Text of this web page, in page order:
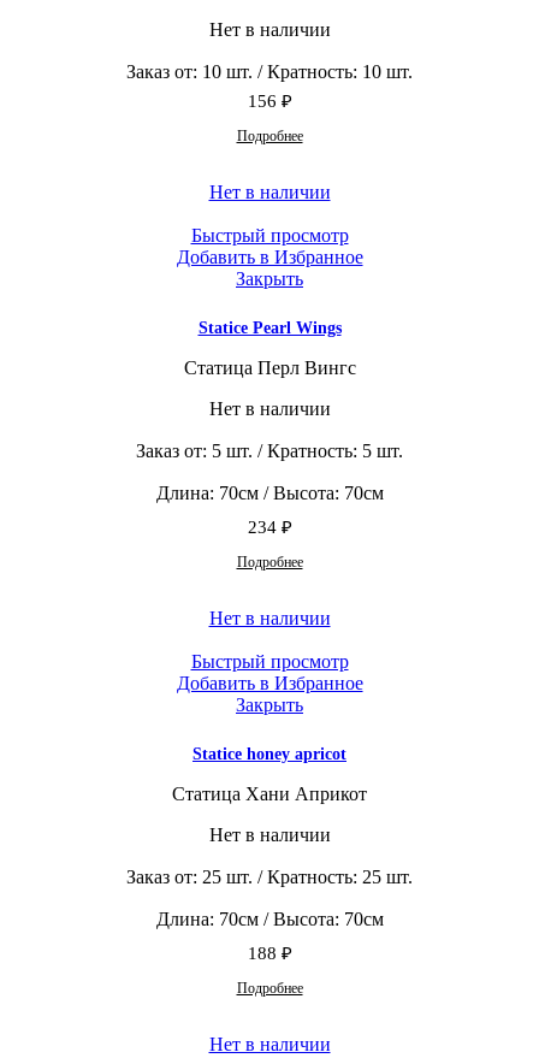
Нет в наличии
Заказ от: 10 шт. / Кратность: 10 шт.
156 ₽
Подробнее
Нет в наличии
Быстрый просмотр
Добавить в Избранное
Закрыть
Statice Pearl Wings
Статица Перл Вингс
Нет в наличии
Заказ от: 5 шт. / Кратность: 5 шт.
Длина: 70см / Высота: 70см
234 ₽
Подробнее
Нет в наличии
Быстрый просмотр
Добавить в Избранное
Закрыть
Statice honey apricot
Статица Хани Априкот
Нет в наличии
Заказ от: 25 шт. / Кратность: 25 шт.
Длина: 70см / Высота: 70см
188 ₽
Подробнее
Нет в наличии